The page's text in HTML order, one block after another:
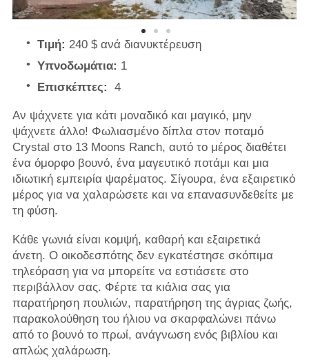
Τιμή: 240 $ ανά διανυκτέρευση
Υπνοδωμάτια: 1
Επισκέπτες: 4
Αν ψάχνετε για κάτι μοναδικό και μαγικό, μην
ψάχνετε άλλο! Φωλιασμένο δίπλα στον ποταμό
Crystal στο 13 Moons Ranch, αυτό το μέρος διαθέτει
ένα όμορφο βουνό, ένα μαγευτικό ποτάμι και μια
ιδιωτική εμπειρία ψαρέματος. Σίγουρα, ένα εξαιρετικό
μέρος για να χαλαρώσετε και να επανασυνδεθείτε με
τη φύση.
Κάθε γωνιά είναι κομψή, καθαρή και εξαιρετικά
άνετη. Ο οικοδεσπότης δεν εγκατέστησε σκόπιμα
τηλεόραση για να μπορείτε να εστιάσετε στο
περιβάλλον σας. Φέρτε τα κιάλια σας για
παρατήρηση πουλιών, παρατήρηση της άγριας ζωής,
παρακολούθηση του ήλιου να σκαρφαλώνει πάνω
από το βουνό το πρωί, ανάγνωση ενός βιβλίου και
απλώς χαλάρωση.